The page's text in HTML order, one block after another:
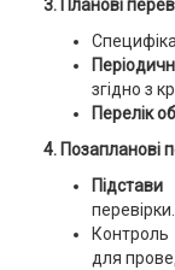
3. Планові
згідно з
Перелік
4. Позапланові
перевірки.
для